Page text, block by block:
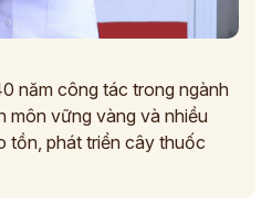
năm công tác trong ngành
môn vững vàng và nhiều
tồn, phát triển cây thuốc